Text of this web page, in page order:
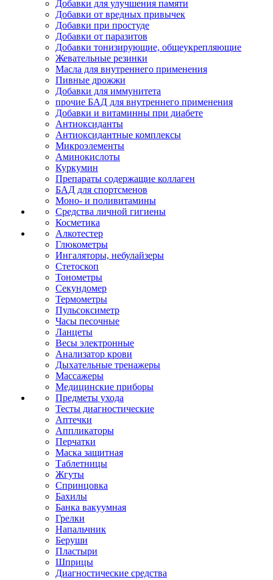
Добавки для улучшения памяти
Добавки от вредных привычек
Добавки при простуде
Добавки от паразитов
Добавки тонизирующие, общеукрепляющие
Жевательные резинки
Масла для внутреннего применения
Пивные дрожжи
Добавки для иммунитета
прочие БАД для внутреннего применения
Добавки и витаминны при диабете
Антиоксиданты
Антиоксидантные комплексы
Микроэлементы
Аминокислоты
Куркумин
Препараты содержащие коллаген
БАД для спортсменов
Моно- и поливитамины
Средства личной гигиены
Косметика
Алкотестер
Глюкометры
Ингаляторы, небулайзеры
Стетоскоп
Тонометры
Секундомер
Термометры
Пульсоксиметр
Часы песочные
Ланцеты
Весы электронные
Анализатор крови
Дыхательные тренажеры
Массажеры
Медицинские приборы
Предметы ухода
Тесты диагностические
Аптечки
Аппликаторы
Перчатки
Маска защитная
Таблетницы
Жгуты
Спринцовка
Бахилы
Банка вакуумная
Грелки
Напальчник
Беруши
Пластыри
Шприцы
Диагностические средства